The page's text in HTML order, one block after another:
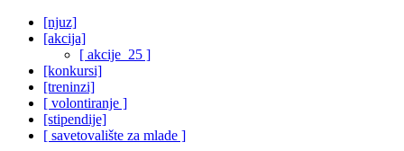
[njuz]
[akcija]
[ akcije_25 ]
[konkursi]
[treninzi]
[ volontiranje ]
[stipendije]
[ savetovalište za mlade ]